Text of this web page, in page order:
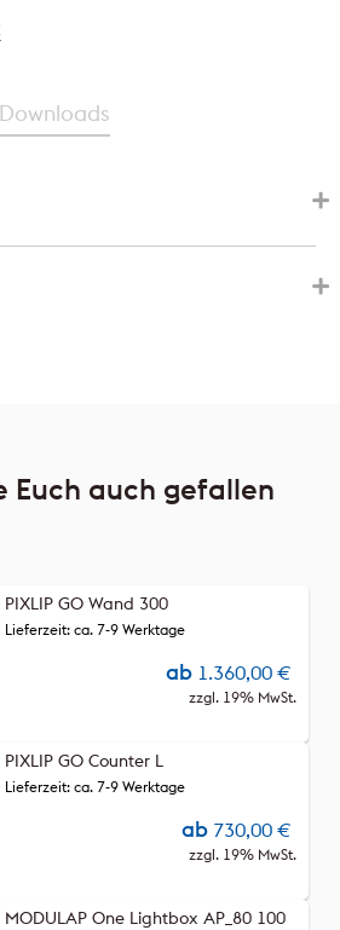
Downloads
Euch auch gefallen
PIXLIP GO Wand 300
ab 1.360,00 €
zzgl. 19% MwSt.
Lieferzeit: ca. 7-9 Werktage
PIXLIP GO Counter L
ab 730,00 €
zzgl. 19% MwSt.
Lieferzeit: ca. 7-9 Werktage
MODULAP One Lightbox AP_80 100